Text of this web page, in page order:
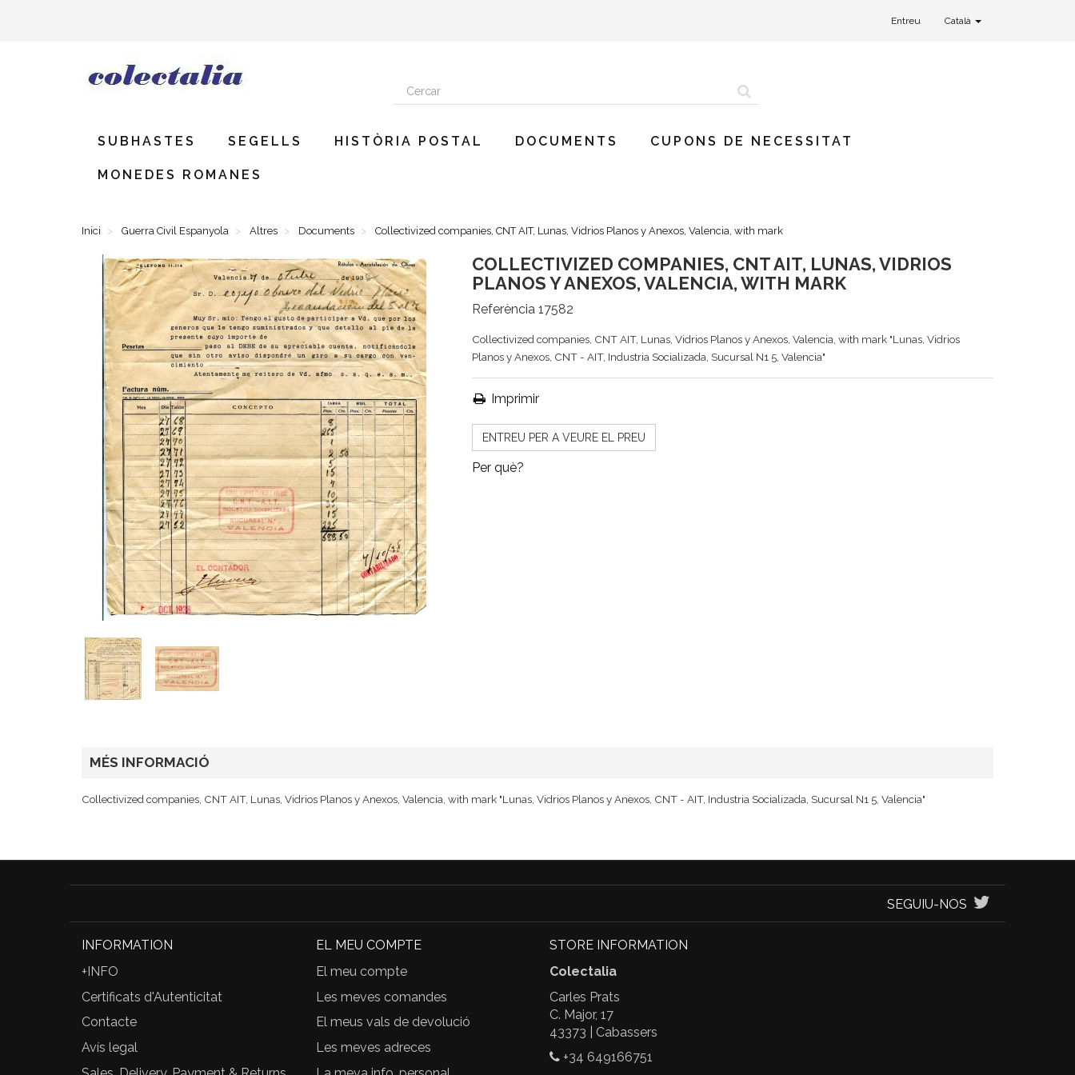
Entreu Català
SUBHASTES SEGELLS HISTÒRIA POSTAL DOCUMENTS CUPONS DE NECESSITAT
MONEDES ROMANES
Inici Guerra Civil Espanyola Altres Documents Collectivized companies, CNT AIT, Lunas, Vidrios Planos y Anexos, Valencia, with mark
COLLECTIVIZED COMPANIES, CNT AIT, LUNAS, VIDRIOS
PLANOS Y ANEXOS, VALENCIA, WITH MARK
Referència 17582
Collectivized companies, CNT AIT, Lunas, Vidrios Planos y Anexos, Valencia, with mark "Lunas, Vidrios
Planos y Anexos, CNT - AIT, Industria Socializada, Sucursal N1 5, Valencia"
Imprimir
ENTREU PER A VEURE EL PREU
Per què?
MÉS INFORMACIÓ
Collectivized companies, CNT AIT, Lunas, Vidrios Planos y Anexos, Valencia, with mark "Lunas, Vidrios Planos y Anexos, CNT - AIT, Industria Socializada, Sucursal N1 5, Valencia"
SEGUIU-NOS
INFORMATION
+INFO
Certificats d'Autenticitat
Contacte
Avís legal
EL MEU COMPTE
El meu compte
Les meves comandes
El meus vals de devolució
Les meves adreces
STORE INFORMATION
Colectalia
Carles Prats
C. Major, 17
43373 | Cabassers
+34 649166751